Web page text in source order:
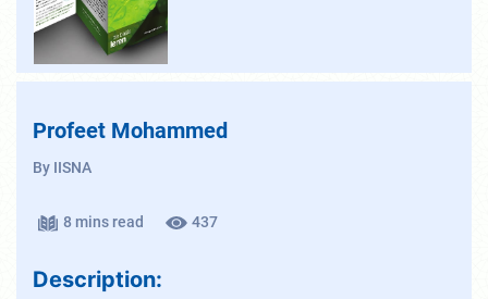
Profeet Mohammed
By IISNA
8 mins read 437
Description: